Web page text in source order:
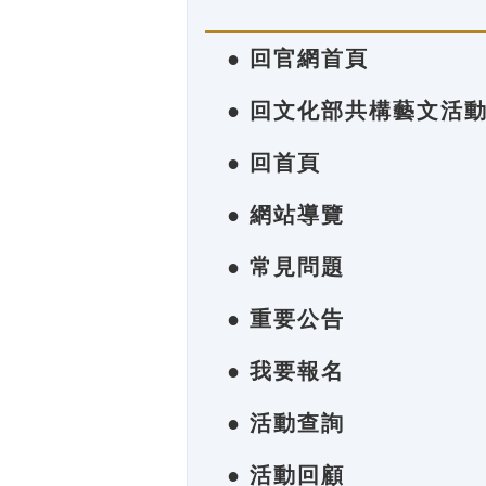
● 回官網首頁
● 回文化部共構藝文活
● 回首頁
● 網站導覽
● 常見問題
● 重要公告
● 我要報名
● 活動查詢
● 活動回顧